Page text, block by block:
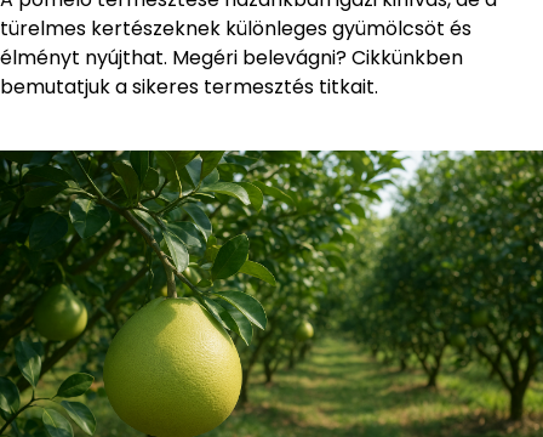
türelmes kertészeknek különleges gyümölcsöt és
élményt nyújthat. Megéri belevágni? Cikkünkben
bemutatjuk a sikeres termesztés titkait.